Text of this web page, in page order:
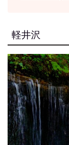
軽井沢